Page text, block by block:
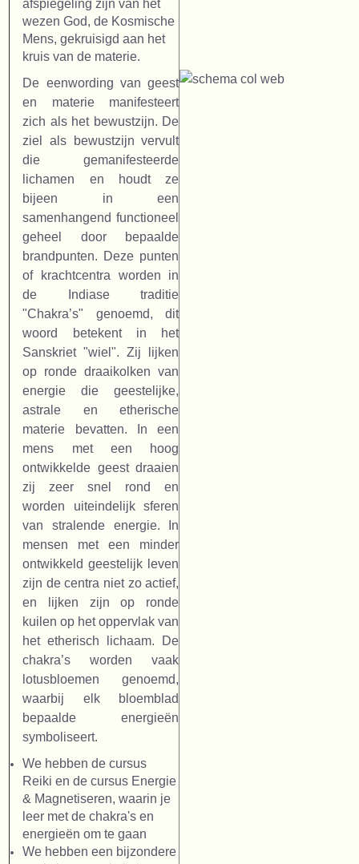
afspiegeling zijn van het
wezen God, de Kosmische
Mens, gekruisigd aan het
kruis van de materie.
De eenwording van geest
en materie manifesteert
zich als het bewustzijn. De
ziel als bewustzijn vervult
die gemanifesteerde
lichamen en houdt ze
bijeen in een
samenhangend functioneel
geheel door bepaalde
brandpunten. Deze punten
of krachtcentra worden in
de Indiase traditie
"Chakra’s" genoemd, dit
woord betekent in het
Sanskriet "wiel". Zij lijken
op ronde draaikolken van
energie die geestelijke,
astrale en etherische
materie bevatten. In een
mens met een hoog
ontwikkelde geest draaien
zij zeer snel rond en
worden uiteindelijk sferen
van stralende energie. In
mensen met een minder
ontwikkeld geestelijk leven
zijn de centra niet zo actief,
en lijken zijn op ronde
kuilen op het oppervlak van
het etherisch lichaam. De
chakra’s worden vaak
lotusbloemen genoemd,
waarbij elk bloemblad
bepaalde energieën
symboliseert.
We hebben de cursus
Reiki en de cursus Energie
& Magnetiseren, waarin je
leer met de chakra's en
energieën om te gaan
We hebben een bijzondere